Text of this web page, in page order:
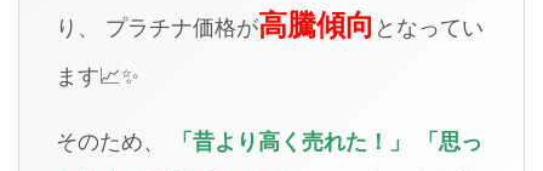
り、 プラチナ価格が高騰傾向 となってい
ます📈✨
そのため、
「昔より高く売れた！」 「思っ